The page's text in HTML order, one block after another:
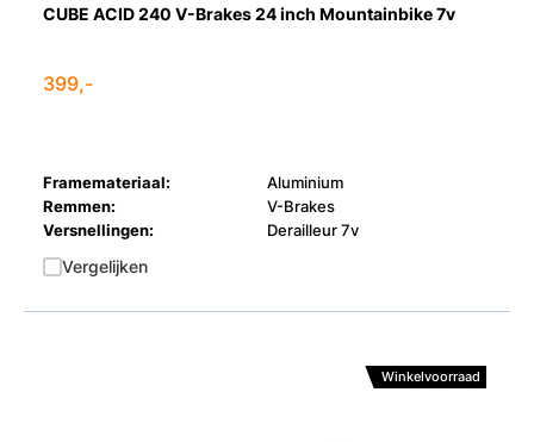
CUBE ACID 240 V-Brakes 24 inch Mountainbike 7v
399,-
Framemateriaal:
Aluminium
Remmen:
V-Brakes
Versnellingen:
Derailleur 7v
Vergelijken
Winkelvoorraad